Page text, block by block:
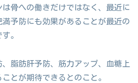
骨への働きだけではなく、最近に
予防にも効果があることが最近の
。
脂肪肝予防、筋力アップ、血糖上
とが期待できるとのこと。